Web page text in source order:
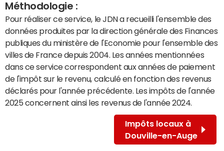
Méthodologie :
Pour réaliser ce service, le JDN a recueilli l'ensemble des
données produites par la direction générale des Finances
publiques du ministère de l'Economie pour l'ensemble des
villes de France depuis 2004. Les années mentionnées
dans ce service correspondent aux années de paiement
de l'impôt sur le revenu, calculé en fonction des revenus
déclarés pour l'année précédente. Les impôts de l'année
2025 concernent ainsi les revenus de l'année 2024.
Impôts locaux à
Douville-en-Auge